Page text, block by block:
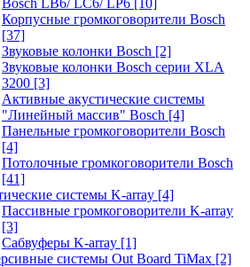
Bosch LB6/ LC6/ LP6 [10]
Корпусные громкоговорители Bosch
[37]
Звуковые колонки Bosch [2]
Звуковые колонки Bosch серии XLA
3200 [3]
Активные акустические системы
"Линейный массив" Bosch [4]
Панельные громкоговорители Bosch
[4]
Потолочные громкоговорители Bosch
[41]
системы K-array [4]
Пассивные громкоговорители K-array
[3]
Сабвуферы K-array [1]
системы Out Board TiMax [2]